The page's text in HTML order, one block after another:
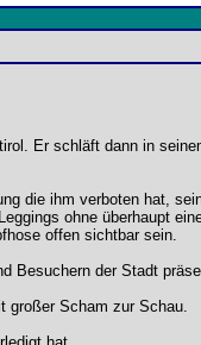
Er schläft dann in
die ihm verboten hat,
ohne überhaupt
offen sichtbar sein.
Besuchern der Stadt
großer Scham zur Schau.